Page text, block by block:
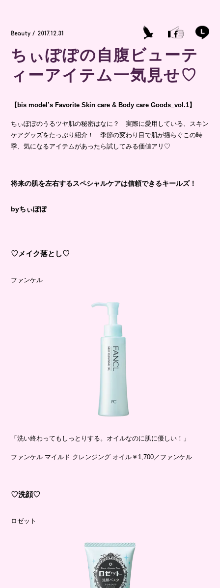
Beauty / 2017.12.31
ちぃぽぽの自腹ビューテ
ィーアイテム一気見せ♡
【bis model’s Favorite Skin care & Body care Goods_vol.1】
ちぃぽぽのうるツヤ肌の秘密はなに？ 実際に愛用している、スキン
ケアグッズをたっぷり紹介！ 季節の変わり目で肌が揺らぐこの時
季、気になるアイテムがあったら試してみる価値アリ♡
将来の肌を左右するスペシャルケアは信頼できるキールズ！
byちぃぽぽ
♡メイク落とし♡
ファンケル
「洗い終わってもしっとりする。オイルなのに肌に優しい！」
ファンケル マイルド クレンジング オイル￥1,700／ファンケル
♡洗顔♡
ロゼット